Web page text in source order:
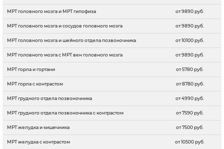
МРТ головного мозга и МРТ гипофиза от 9890 руб.
МРТ головного мозга и сосудов головного мозга от 9890 руб.
МРТ головного мозга и шейного отдела позвоночника от 10100 руб.
МРТ головного мозга с МРТ вен головного мозга от 9890 руб.
МРТ горла и гортани от 5780 руб.
МРТ горла с контрастом от 8780 руб.
МРТ грудного отдела позвоночника от 4990 руб.
МРТ грудного отдела позвоночника c контрастом от 7590 руб.
МРТ желудка и кишечника от 7500 руб.
МРТ желудка с контрастом от 10500 руб.